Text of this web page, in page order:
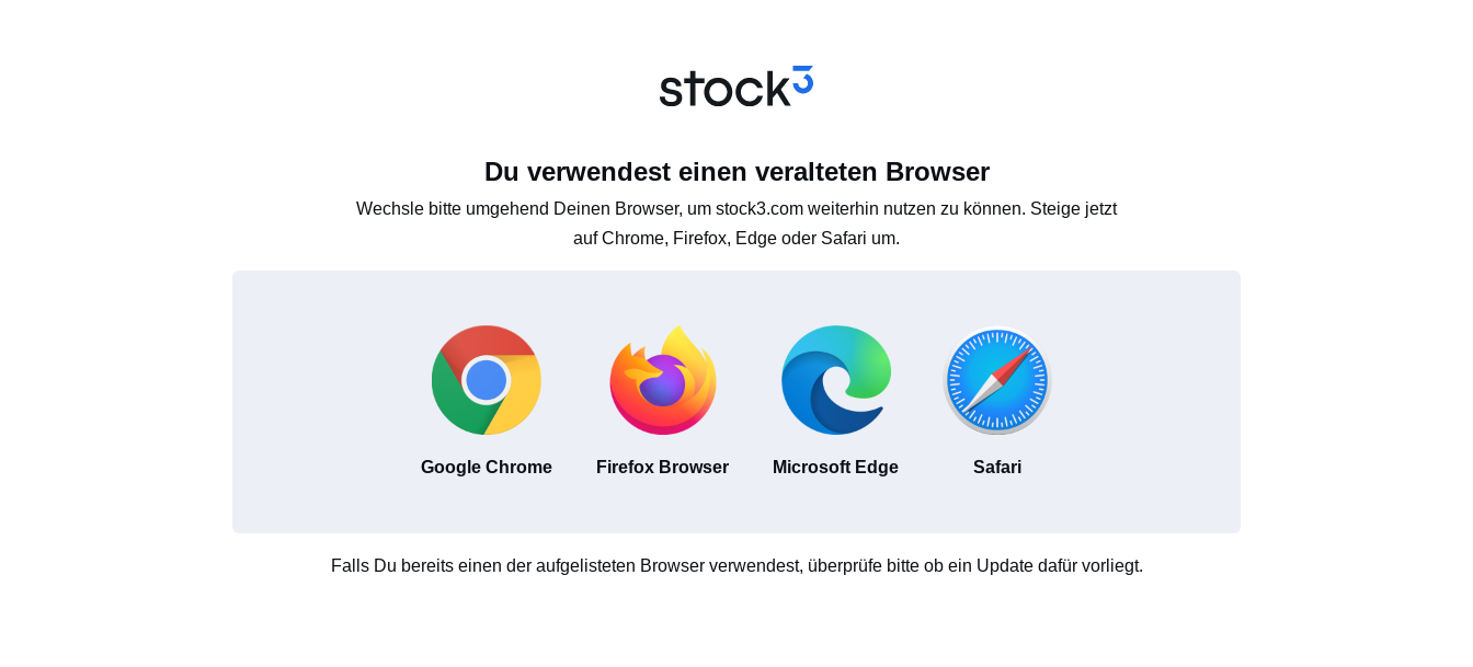
Du verwendest einen veralteten Browser
Wechsle bitte umgehend Deinen Browser, um stock3.com weiterhin nutzen zu können. Steige jetzt
auf Chrome, Firefox, Edge oder Safari um.
Google Chrome Firefox Browser Microsoft Edge Safari
Falls Du bereits einen der aufgelisteten Browser verwendest, überprüfe bitte ob ein Update dafür vorliegt.